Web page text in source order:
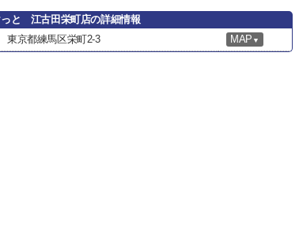
っと 江古田栄町店の詳細情報
東京都練馬区栄町2-3 MAP ▼